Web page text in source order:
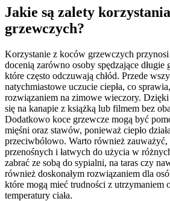
Jakie są zalety
grzewczych?
Korzystanie z koców grzewczych
docenią zarówno osoby spędzające
które często odczuwają chłód. Przede
natychmiastowe uczucie ciepła, co
rozwiązaniem na zimowe wieczory.
się na kanapie z książką lub filmem bez
Dodatkowo koce grzewcze mogą być
mięśni oraz stawów, ponieważ ciepło
przeciwbólowo. Warto również zauważyć,
przenośnych i łatwych do użycia w
zabrać ze sobą do sypialni, na taras czy
również doskonałym rozwiązaniem dla
które mogą mieć trudności z utrzymaniem
temperatury ciała.